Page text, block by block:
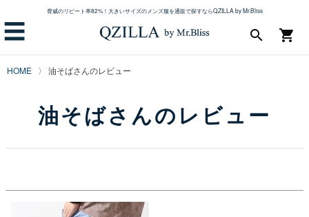
脅威のリピート率82%！大きいサイズのメンズ服を通販で探すならQZILLA by Mr.Bliss
☰ shopping_cart
search
HOME 油そばさんのレビュー
油そばさんのレビュー